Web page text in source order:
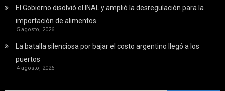
El Gobierno disolvió el INAL y amplió la desregulación para la
importación de alimentos
5 agosto, 2026
La batalla silenciosa por bajar el costo argentino llegó a los
puertos
4 agosto, 2026